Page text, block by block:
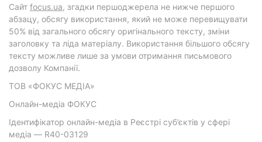
Cайт focus.ua, згадки першоджерела не нижче першого
абзацу, обсягу використання, який не може перевищувати
50% від загального обсягу оригінального тексту, зміни
заголовку та ліда матеріалу. Використання більшого обсягу
тексту можливе лише за умови отримання письмового
дозволу Компанії.
ТОВ «ФОКУС МЕДІА»
Онлайн-медіа ФОКУС
Ідентифікатор онлайн-медіа в Реєстрі суб’єктів у сфері
медіа — R40-03129